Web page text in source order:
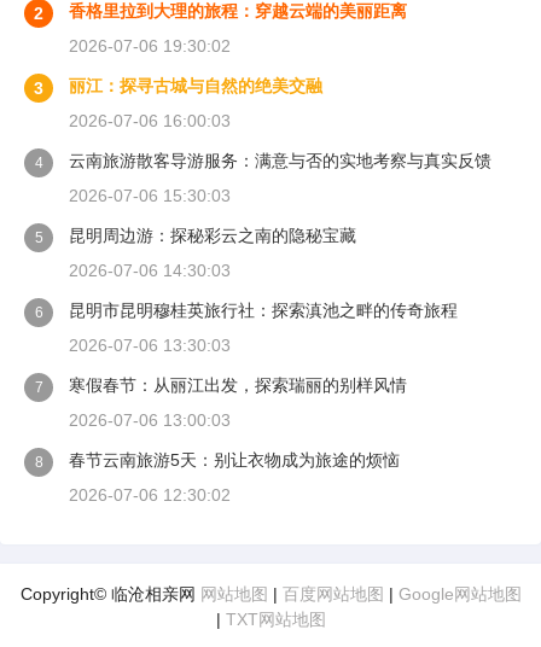
2
香格里拉到大理的旅程：穿越云端的美丽距离
2026-07-06 19:30:02
3
丽江：探寻古城与自然的绝美交融
2026-07-06 16:00:03
4
云南旅游散客导游服务：满意与否的实地考察与真实反馈
2026-07-06 15:30:03
5
昆明周边游：探秘彩云之南的隐秘宝藏
2026-07-06 14:30:03
6
昆明市昆明穆桂英旅行社：探索滇池之畔的传奇旅程
2026-07-06 13:30:03
7
寒假春节：从丽江出发，探索瑞丽的别样风情
2026-07-06 13:00:03
8
春节云南旅游5天：别让衣物成为旅途的烦恼
2026-07-06 12:30:02
Copyright© 临沧相亲网 网站地图 | 百度网站地图 | Google网站地图
| TXT网站地图